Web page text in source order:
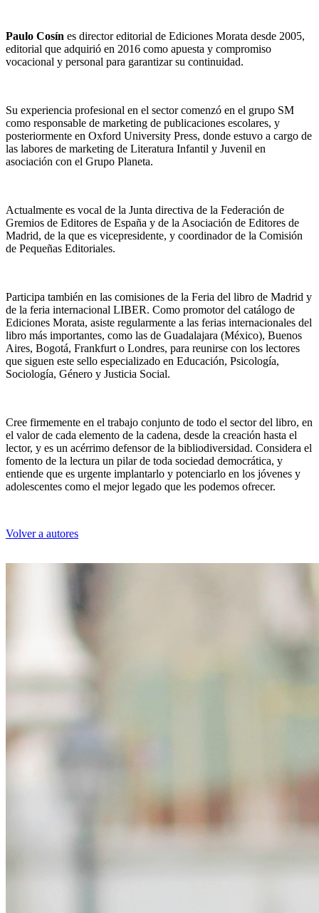
Paulo Cosín
Paulo Cosín es director editorial de Ediciones Morata desde 2005,
editorial que adquirió en 2016 como apuesta y compromiso
vocacional y personal para garantizar su continuidad.
Su experiencia profesional en el sector comenzó en el grupo SM
como responsable de marketing de publicaciones escolares, y
posteriormente en Oxford University Press, donde estuvo a cargo de
las labores de marketing de Literatura Infantil y Juvenil en
asociación con el Grupo Planeta.
Actualmente es vocal de la Junta directiva de la Federación de
Gremios de Editores de España y de la Asociación de Editores de
Madrid, de la que es vicepresidente, y coordinador de la Comisión
de Pequeñas Editoriales.
Participa también en las comisiones de la Feria del libro de Madrid y
de la feria internacional LIBER. Como promotor del catálogo de
Ediciones Morata, asiste regularmente a las ferias internacionales del
libro más importantes, como las de Guadalajara (México), Buenos
Aires, Bogotá, Frankfurt o Londres, para reunirse con los lectores
que siguen este sello especializado en Educación, Psicología,
Sociología, Género y Justicia Social.
Cree firmemente en el trabajo conjunto de todo el sector del libro, en
el valor de cada elemento de la cadena, desde la creación hasta el
lector, y es un acérrimo defensor de la bibliodiversidad. Considera el
fomento de la lectura un pilar de toda sociedad democrática, y
entiende que es urgente implantarlo y potenciarlo en los jóvenes y
adolescentes como el mejor legado que les podemos ofrecer.
Volver a autores